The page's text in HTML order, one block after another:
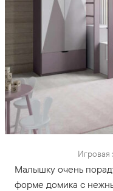
Игровая
Малышку очень
форме домика с